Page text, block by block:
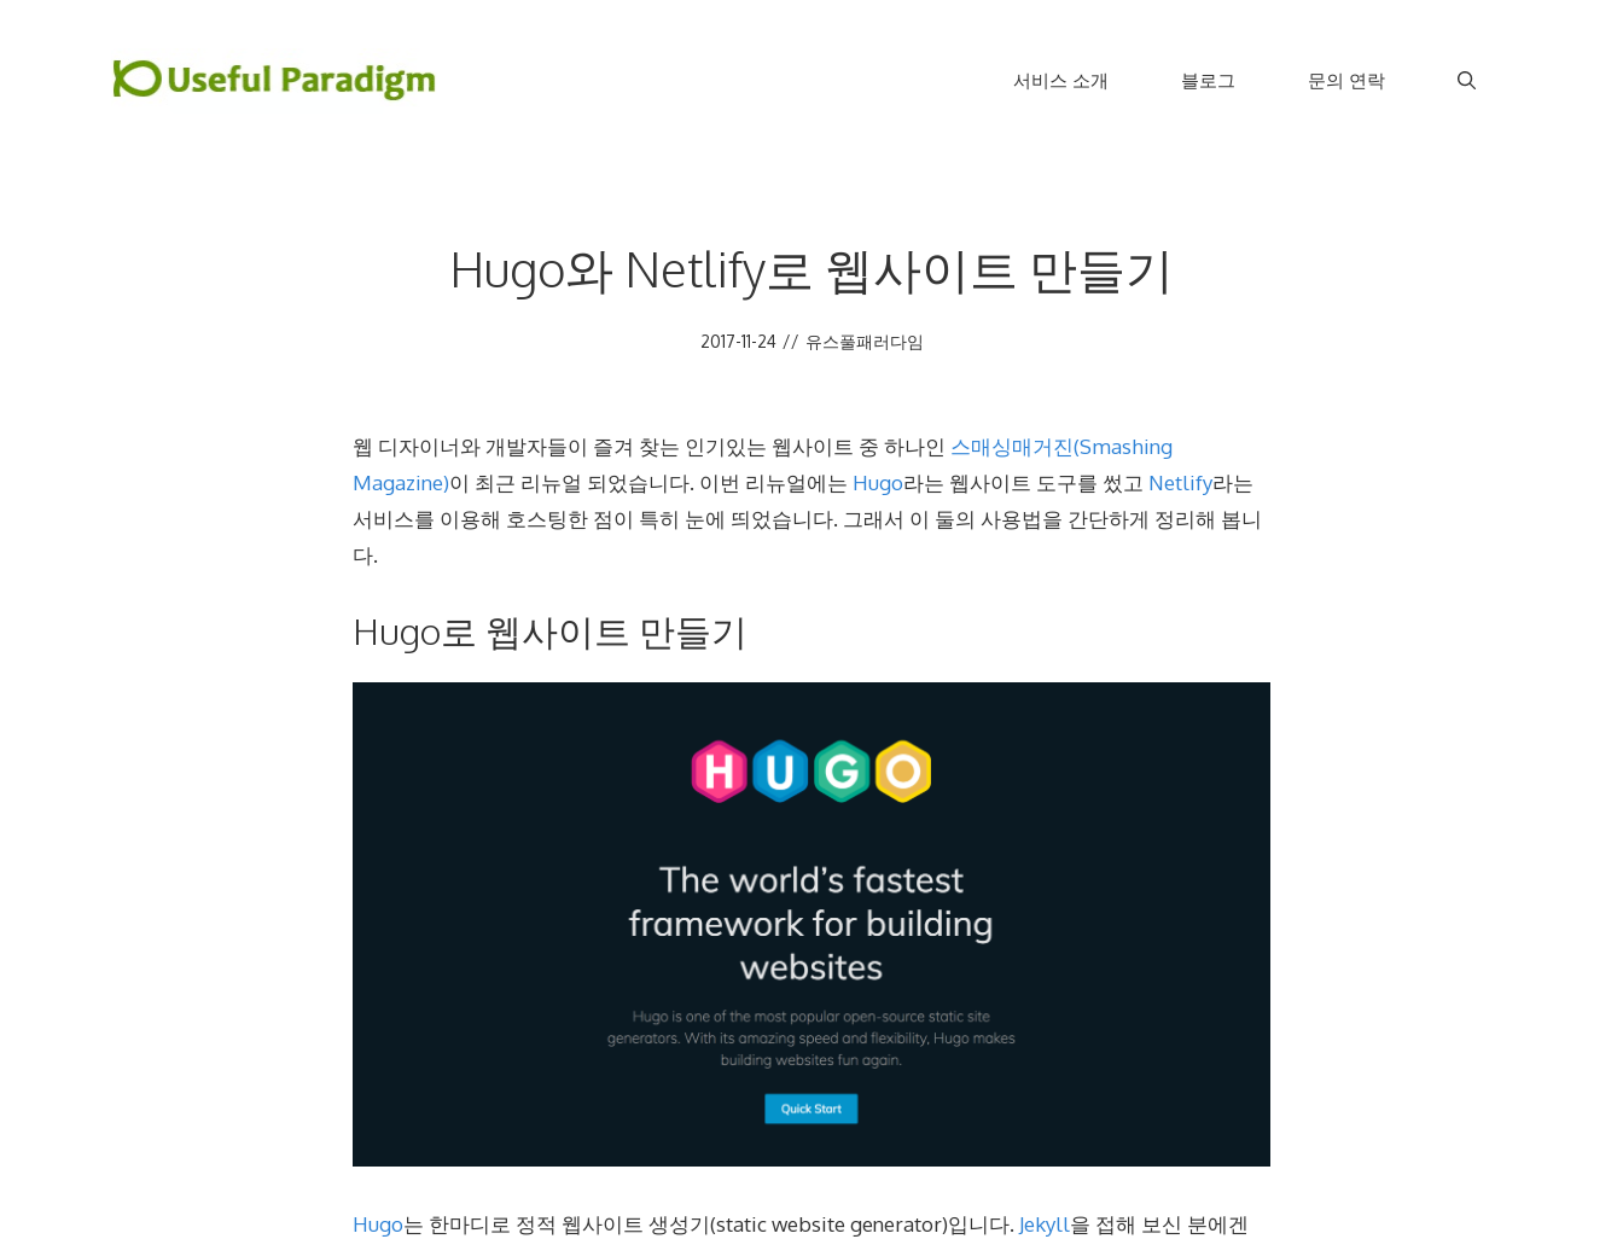
서비스 소개 블로그 문의 연락
Hugo와 Netlify로 웹사이트 만들기
2017-11-24 // 유스풀패러다임
웹 디자이너와 개발자들이 즐겨 찾는 인기있는 웹사이트 중 하나인 스매싱매거진(Smashing
Magazine)이 최근 리뉴얼 되었습니다. 이번 리뉴얼에는 Hugo라는 웹사이트 도구를 썼고 Netlify라는
서비스를 이용해 호스팅한 점이 특히 눈에 띄었습니다. 그래서 이 둘의 사용법을 간단하게 정리해 봅니
다.
Hugo로 웹사이트 만들기
Hugo는 한마디로 정적 웹사이트 생성기(static website generator)입니다. Jekyll을 접해 보신 분에겐